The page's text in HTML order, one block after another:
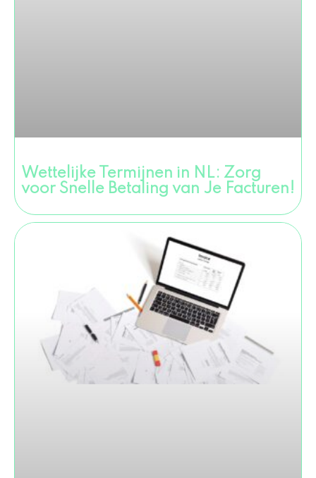
Wettelijke Termijnen in NL: Zorg
voor Snelle Betaling van Je Facturen!